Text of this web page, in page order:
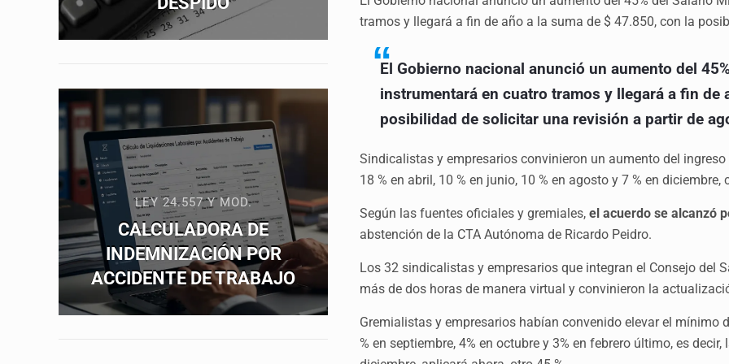
tramos y llegará a fin de año a la suma de $ 47.850, con la
El Gobierno nacional anunció un aumento del
instrumentará en cuatro tramos y llegará a fin de
posibilidad de solicitar una revisión a partir de
Sindicalistas y empresarios convinieron un aumento del
18 % en abril, 10 % en junio, 10 % en agosto y 7 % en
Según las fuentes oficiales y gremiales,el acuerdo se alcanzó
abstención de la CTA Autónoma de Ricardo Peidro.
Los 32 sindicalistas y empresarios que integran el Consejo del
más de dos horas de manera virtual y convinieron la
Gremialistas y empresarios habían convenido elevar el mínimo
% en septiembre, 4% en octubre y 3% en febrero último, es
LEY 24.557 Y MOD.
CALCULADORA DE
INDEMNIZACIÓN POR
ACCIDENTE DE TRABAJO